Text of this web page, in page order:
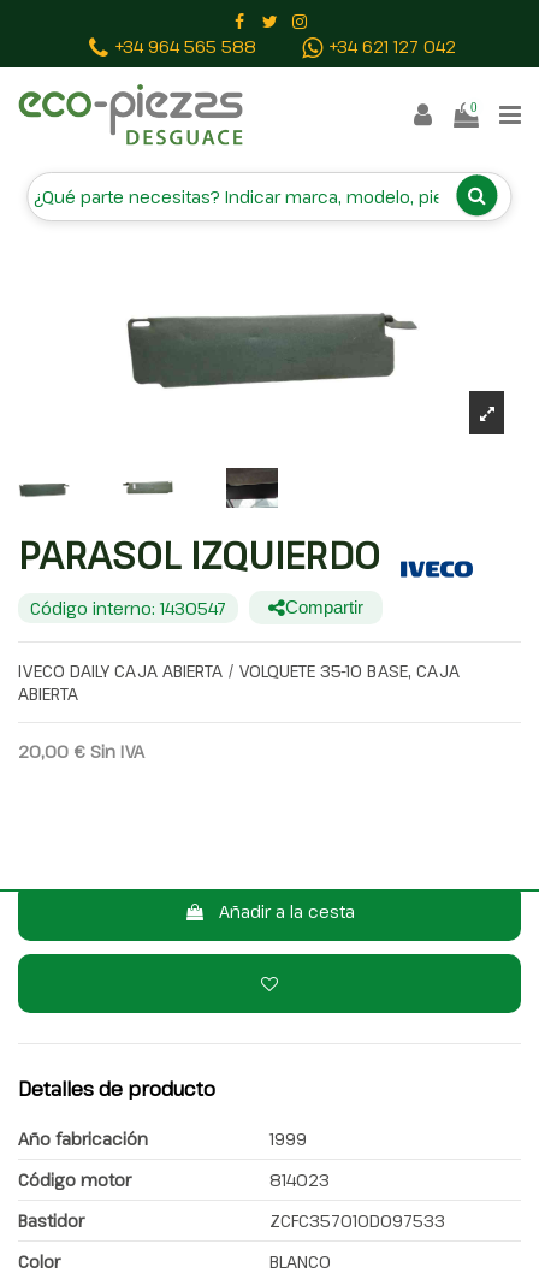
+34 964 565 588 +34 621 127 042
0
PARASOL IZQUIERDO
PARASOL IZQUIERDO
Código interno: 1430547 Compartir
IVECO DAILY CAJA ABIERTA / VOLQUETE 35-10 BASE, CAJA
ABIERTA
20,00 € Sin IVA
Añadir a la cesta
Detalles de producto
Año fabricación
1999
Código motor
814023
Bastidor
ZCFC357010D097533
Color
BLANCO